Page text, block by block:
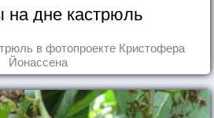
на дне кастрюль
в фотопроекте Кристофера
Йонассена